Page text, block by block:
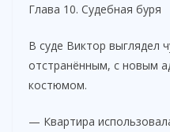
Глава 10. Судебная буря
В суде Виктор выглядел
отстранённым, с новым
костюмом.
— Квартира